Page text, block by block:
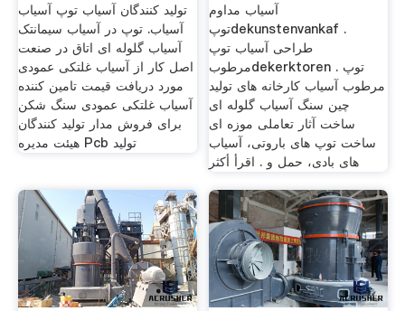
تولید کنندگان آسیاب توپ آسیاب
آسیاب. توپ در آسیاب سیمانتک
آسیاب گلوله ای اتاق در صنعت
اصل کار از آسیاب غلتکی عمودی
مورد دریافت قیمت تامین کننده
آسیاب غلتکی عمودی سنگ شکن
برای فروش مدار تولید کنندگان
هیئت مدیره Pcb تولید
آسیاب مداوم
توپdekunstenvankaf .
طراحی آسیاب توپ
مرطوبdekerktoren . توپ
مرطوب آسیاب کارخانه های تولید
چین سنگ آسیاب گلوله ای
ساخت آثار تعاملی موزه ای
ساخت توپ های باروتی، آسیاب
های بادی، حمل و . اقرأ أكثر